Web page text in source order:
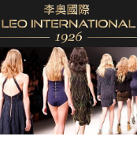
STORE CATEGORIES